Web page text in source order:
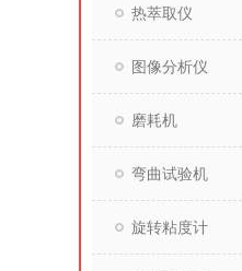
热萃取仪
图像分析仪
磨耗机
弯曲试验机
旋转粘度计